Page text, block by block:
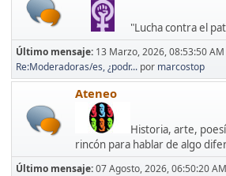
"Lucha contra el
Último mensaje: 13 Marzo, 2026, 08:53:50 AM
Re:Moderadoras/es, ¿podr... por marcostop
Ateneo
Historia, arte,
rincón para hablar de algo
Último mensaje:07 Agosto, 2026, 06:50:20 AM